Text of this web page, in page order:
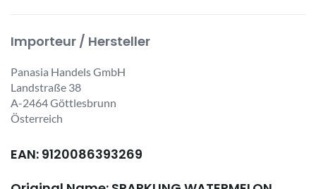
Importeur / Hersteller
Panasia Handels GmbH
Landstraße 38
A-2464 Göttlesbrunn
Österreich
EAN: 9120086393269